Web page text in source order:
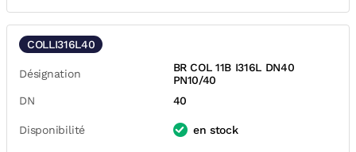
COLLI316L40
Désignation
BR COL 11B I316L DN40
PN10/40
DN
40
Disponibilité en stock